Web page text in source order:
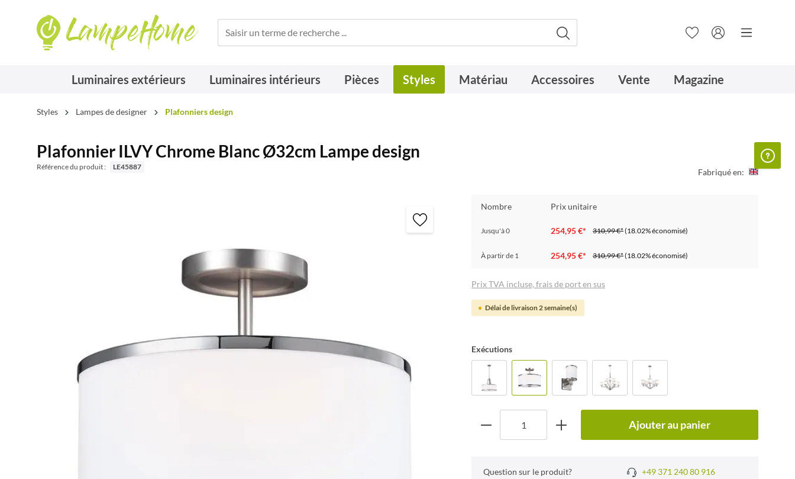
Luminaires extérieurs Luminaires intérieurs Pièces Styles Matériau Accessoires Vente Magazine
Styles Lampes de designer Plafonniers design
Plafonnier ILVY Chrome Blanc Ø32cm Lampe design
Référence du produit : LE45887 Fabriqué en:
Nombre Prix unitaire
Jusqu'à0 254,95 €* 310,99 €*(18.02% économisé)
À partir de 1 254,95 €* 310,99 €*(18.02% économisé)
Prix TVA incluse, frais de port en sus
Délai de livraison 2 semaine(s)
Exécutions
Ajouter au panier
Question sur le produit?
+49 371 240 80 916